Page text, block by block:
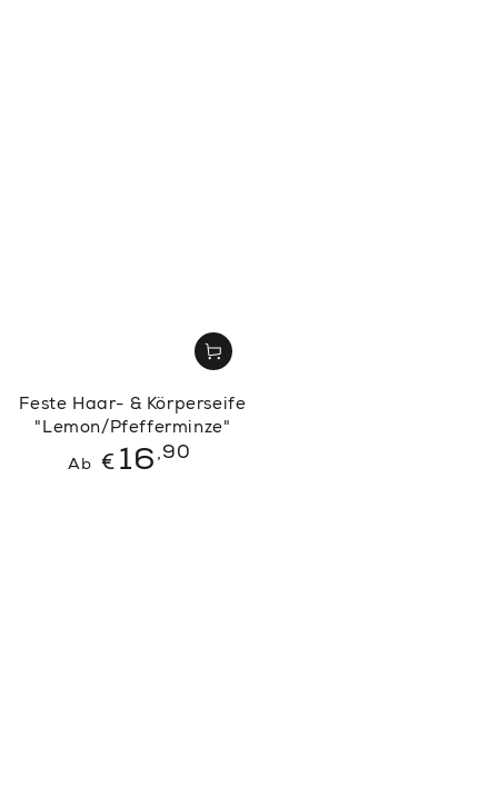
Feste Haar- & Körperseife
"Lemon/Pfefferminze"
Regulärer
Preis
Ab € 16 ,90